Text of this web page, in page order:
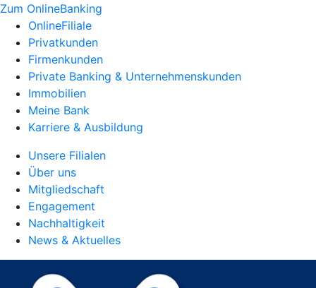
Zum OnlineBanking
OnlineFiliale
Privatkunden
Firmenkunden
Private Banking & Unternehmenskunden
Immobilien
Meine Bank
Karriere & Ausbildung
Unsere Filialen
Über uns
Mitgliedschaft
Engagement
Nachhaltigkeit
News & Aktuelles